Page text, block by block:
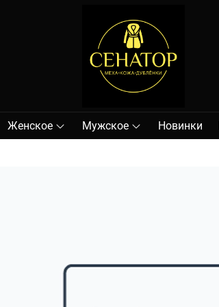
Женское Мужское Новинки